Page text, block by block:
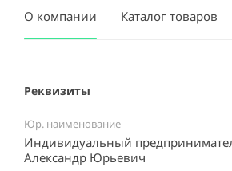
О компании Каталог товаров
Реквизиты
Юр. наименование
Индивидуальный
Александр Юрьевич